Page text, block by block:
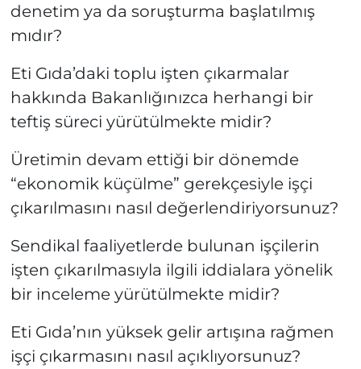
denetim ya da soruşturma başlatılmış
mıdır?
Eti Gıda’daki toplu işten çıkarmalar
hakkında Bakanlığınızca herhangi bir
teftiş süreci yürütülmekte midir?
Üretimin devam ettiği bir dönemde
“ekonomik küçülme” gerekçesiyle işçi
çıkarılmasını nasıl değerlendiriyorsunuz?
Sendikal faaliyetlerde bulunan işçilerin
işten çıkarılmasıyla ilgili iddialara yönelik
bir inceleme yürütülmekte midir?
Eti Gıda’nın yüksek gelir artışına rağmen
işçi çıkarmasını nasıl açıklıyorsunuz?